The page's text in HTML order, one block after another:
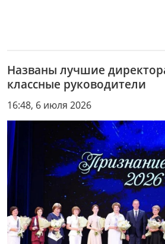
Названы лучшие
классные руководители
16:48, 6 июля 2026